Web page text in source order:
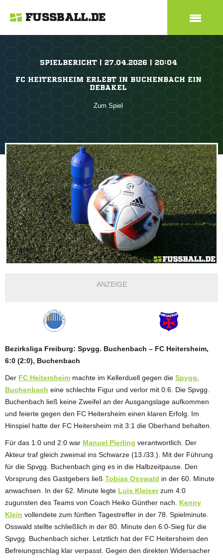
FUSSBALL.DE
SPIELBERICHT | 27.04.2026 | 20:04
FC HEITERSHEIM ERLEBT IN BUCHENBACH EIN
DEBAKEL
Zum Spiel
ANZEIGE
Bezirksliga Freiburg: Spvgg. Buchenbach – FC Heitersheim,
6:0 (2:0), Buchenbach
Der FC Heitersheim machte im Kellerduell gegen die Spvgg.
Buchenbach eine schlechte Figur und verlor mit 0:6. Die Spvgg.
Buchenbach ließ keine Zweifel an der Ausgangslage aufkommen
und feierte gegen den FC Heitersheim einen klaren Erfolg. Im
Hinspiel hatte der FC Heitersheim mit 3:1 die Oberhand behalten.
Für das 1:0 und 2:0 war Manuel Pierling verantwortlich. Der
Akteur traf gleich zweimal ins Schwarze (13./33.). Mit der Führung
für die Spvgg. Buchenbach ging es in die Halbzeitpause. Den
Vorsprung des Gastgebers ließ Tobias Osswald in der 60. Minute
anwachsen. In der 62. Minute legte Luis Kleiserzum 4:0
zugunsten des Teams von Coach Heiko Günther nach. Kenny
Klein vollendete zum fünften Tagestreffer in der 78. Spielminute.
Osswald stellte schließlich in der 80. Minute den 6:0-Sieg für die
Spvgg. Buchenbach sicher. Letztlich hat der FC Heitersheim den
Befreiungsschlag klar verpasst. Gegen den direkten Widersacher